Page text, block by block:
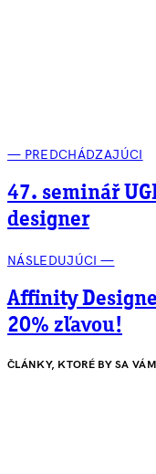
— PREDCHÁDZAJÚCI
47. seminář
designer
NÁSLEDUJÚCI —
Affinity
20% zľavou!
ČLÁNKY, KTORÉ BY SA